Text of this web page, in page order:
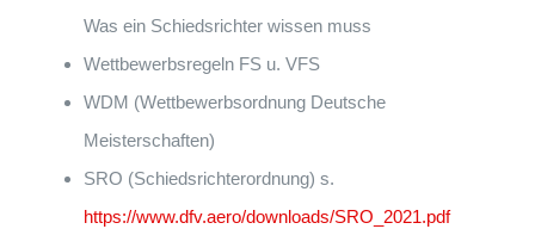
Was ein Schiedsrichter wissen muss
Wettbewerbsregeln FS u. VFS
WDM (Wettbewerbsordnung Deutsche
Meisterschaften)
SRO (Schiedsrichterordnung) s.
https://www.dfv.aero/downloads/SRO_2021.pdf